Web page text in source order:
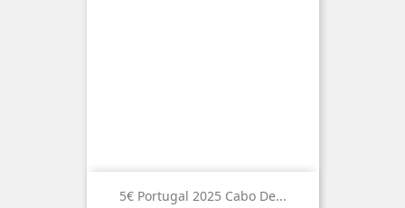
5€ Portugal 2025 Cabo De...